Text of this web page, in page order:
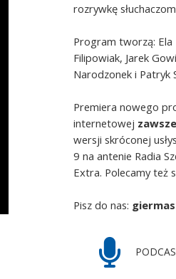
rozrywkę
Program tworzą: Ela
Filipowiak, Jarek
Narodzonek i Patryk
Premiera nowego
internetowej
wersji skróconej
9 na antenie Radia
Extra. Polecamy też
Pisz do nas: